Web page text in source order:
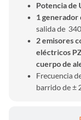
Potencia de
1 generador
salida de
2 emisores
eléctricos
cuerpo de
Frecuencia
barrido de ±